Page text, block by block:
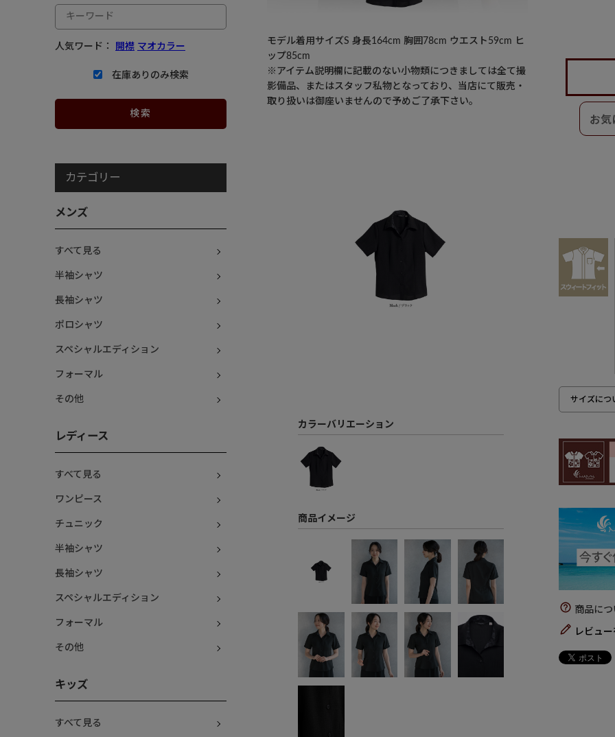
人気ワード： 開襟 マオカラー
在庫ありのみ検索
カテゴリー
メンズ
すべて見る
半袖シャツ
長袖シャツ
ポロシャツ
スペシャルエディション
フォーマル
その他
レディース
すべて見る
ワンピース
チュニック
半袖シャツ
長袖シャツ
スペシャルエディション
フォーマル
その他
キッズ
すべて見る
モデル着用サイズS 身長164cm 胸囲78cm ウエスト59cm ヒ
ップ85cm
※アイテム説明欄に記載のない小物類につきましては全て撮
影備品、またはスタッフ私物となっており、当店にて販売・
取り扱いは御座いませんので予めご了承下さい。
カラーバリエーション
商品イメージ
サイズにつ
商品に
レビュ